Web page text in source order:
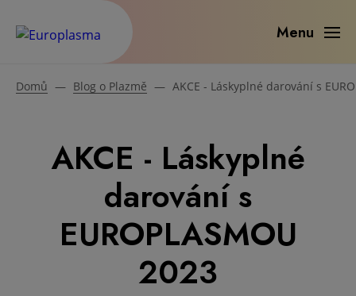
Menu
Domů — Blog o Plazmě — AKCE - Láskyplné darování s
AKCE - Láskyplné
darování s
EUROPLASMOU
2023